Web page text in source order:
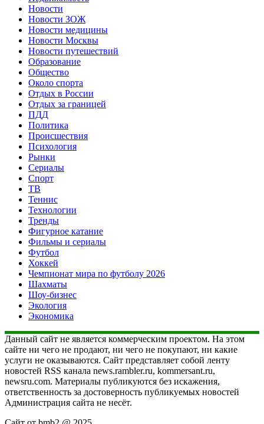
Новости
Новости ЗОЖ
Новости медицины
Новости Москвы
Новости путешествий
Образование
Общество
Около спорта
Отдых в России
Отдых за границей
ПДД
Политика
Происшествия
Психология
Рынки
Сериалы
Спорт
ТВ
Теннис
Технологии
Тренды
Фигурное катание
Фильмы и сериалы
Футбол
Хоккей
Чемпионат мира по футболу 2026
Шахматы
Шоу-бизнес
Экология
Экономика
Данный сайт не является коммерческим проектом. На этом
сайте ни чего не продают, ни чего не покупают, ни какие
услуги не оказываются. Сайт представляет собой ленту
новостей RSS канала news.rambler.ru, kommersant.ru,
newsru.com. Материалы публикуются без искажения,
ответственность за достоверность публикуемых новостей
Администрация сайта не несёт.